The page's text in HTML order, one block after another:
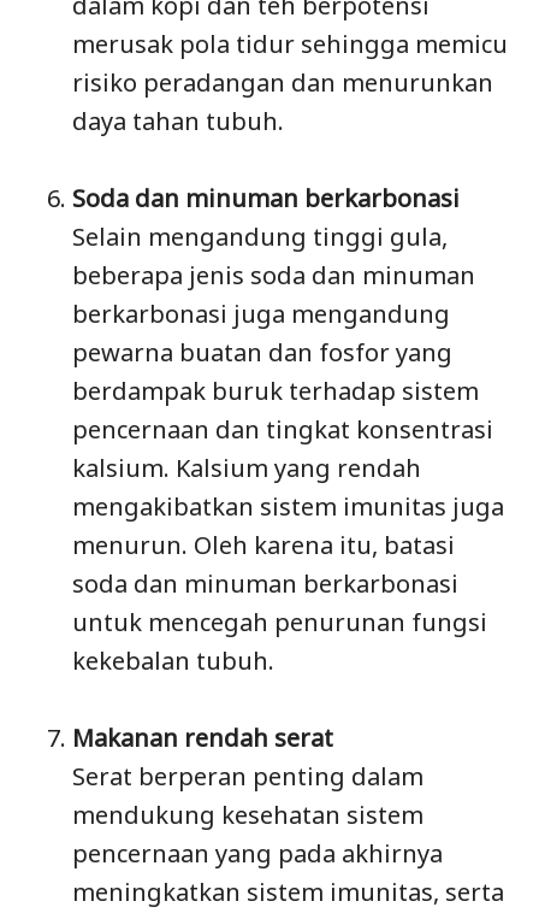
merusak pola tidur sehingga memicu
risiko peradangan dan menurunkan
daya tahan tubuh.
Soda dan minuman berkarbonasi
Selain mengandung tinggi gula,
beberapa jenis soda dan minuman
berkarbonasi juga mengandung
pewarna buatan dan fosfor yang
berdampak buruk terhadap sistem
pencernaan dan tingkat konsentrasi
kalsium. Kalsium yang rendah
mengakibatkan sistem imunitas juga
menurun. Oleh karena itu, batasi
soda dan minuman berkarbonasi
untuk mencegah penurunan fungsi
kekebalan tubuh.
Makanan rendah serat
Serat berperan penting dalam
mendukung kesehatan sistem
pencernaan yang pada akhirnya
meningkatkan sistem imunitas, serta